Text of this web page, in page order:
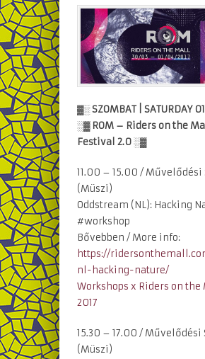
▓░ SZOMBAT | SATURDAY
░▓ ROM – Riders on the
Festival 2.0 ░▓
11.00 – 15.00 / Művelődési
(Müszi)
Oddstream (NL): Hacking
#workshop
Bővebben / More info:
https://
nl-hacking-nature/
Workshops x Riders on the
2017
15.30 – 17.00 / Művelődési
(Müszi)